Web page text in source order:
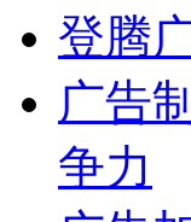
登腾
广告
争力